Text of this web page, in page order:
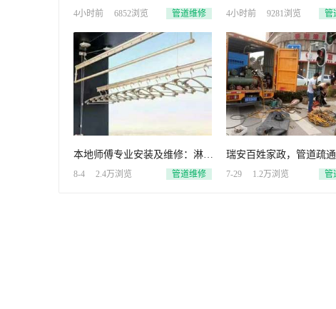
维修
4小时前 6852浏览 管道维修
化粪池等
4小时前 9281浏览 管
本地师傅专业安装及维修：淋浴
房、升降晾衣架、水电
8-4 2.4万浏览 管道维修
瑞安百姓家政，管道疏通
道疏通，清理化粪池
7-29 1.2万浏览 管